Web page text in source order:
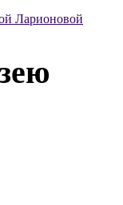
Ларионовой